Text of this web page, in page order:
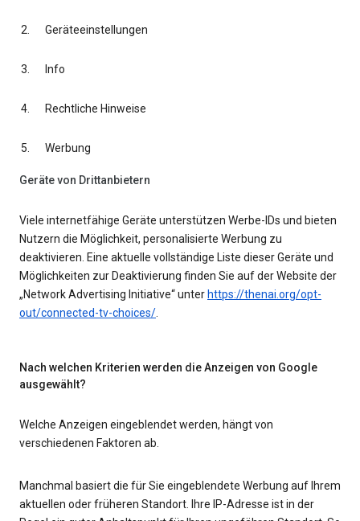
Geräteeinstellungen
Info
Rechtliche Hinweise
Werbung
Geräte von Drittanbietern
Viele internetfähige Geräte unterstützen Werbe-IDs und bieten
Nutzern die Möglichkeit, personalisierte Werbung zu
deaktivieren. Eine aktuelle vollständige Liste dieser Geräte und
Möglichkeiten zur Deaktivierung finden Sie auf der Website der
„Network Advertising Initiative“ unter https://thenai.org/opt-
out/connected-tv-choices/.
Nach welchen Kriterien werden die Anzeigen von Google
ausgewählt?
Welche Anzeigen eingeblendet werden, hängt von
verschiedenen Faktoren ab.
Manchmal basiert die für Sie eingeblendete Werbung auf Ihrem
aktuellen oder früheren Standort. Ihre IP-Adresse ist in der